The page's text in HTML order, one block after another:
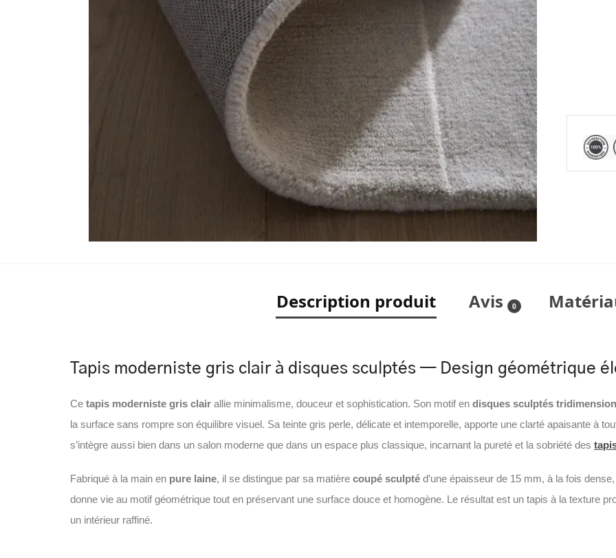
Description produit Avis 0
Tapis moderniste gris clair à disques sculptés — Design géométrique
Ce tapis moderniste gris clair allie minimalisme, douceur et sophistication. Son motif en disques sculptés
la surface sans rompre son équilibre visuel. Sa teinte gris perle, délicate et intemporelle, apporte une clarté apaisante à
s’intègre aussi bien dans un salon moderne que dans un espace plus classique, incarnant la pureté et la sobriété des
Fabriqué à la main en pure laine, il se distingue par sa matière coupé sculpté d’une épaisseur de 15 mm, à la fois
donne vie au motif géométrique tout en préservant une surface douce et homogène. Le résultat est un tapis à la texture
un intérieur raffiné.